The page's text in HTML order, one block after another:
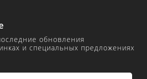
обновления
и специальных предложениях